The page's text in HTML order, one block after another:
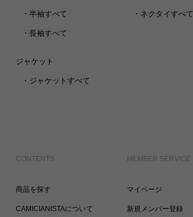
・ 半袖すべて
・ 長袖すべて
ジャケット
・ ジャケットすべて
・ ネクタイすべて
CONTENTS
商品を探す
CAMICIANISTAについて
MEMBER SERVICE
マイページ
新規メンバー登録